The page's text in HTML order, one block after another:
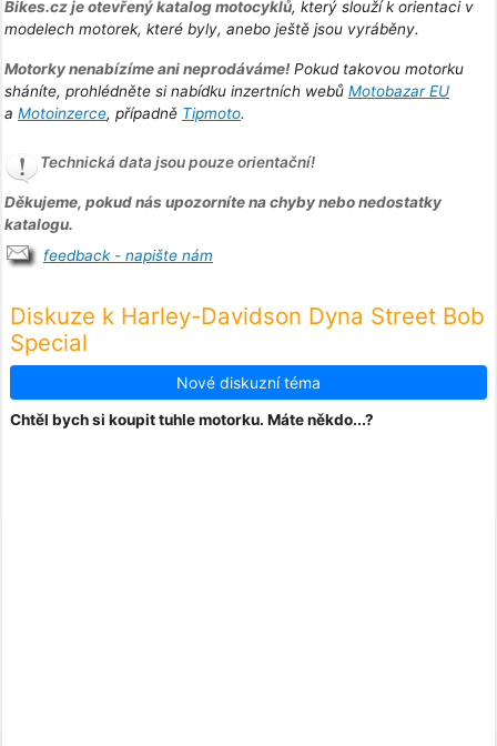
Bikes.cz je otevřený katalog motocyklů, který slouží k orientaci v
modelech motorek, které byly, anebo ještě jsou vyráběny.
Motorky nenabízíme ani neprodáváme!Pokud takovou motorku
sháníte, prohlédněte si nabídku inzertních webů Motobazar EU
a Motoinzerce, případně Tipmoto.
Technická data jsou pouze orientační!
Děkujeme, pokud nás upozorníte na chyby nebo nedostatky
katalogu.
feedback - napište nám
Diskuze k Harley-Davidson Dyna Street Bob
Special
Nové diskuzní téma
Chtěl bych si koupit tuhle motorku. Máte někdo...?